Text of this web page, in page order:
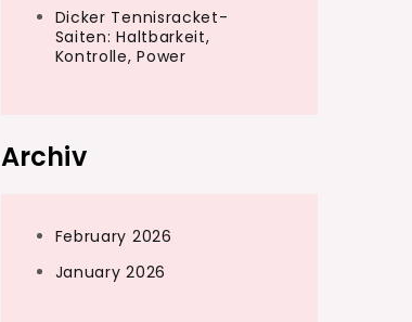
Dicker Tennisracket-
Saiten: Haltbarkeit,
Kontrolle, Power
Archiv
February 2026
January 2026